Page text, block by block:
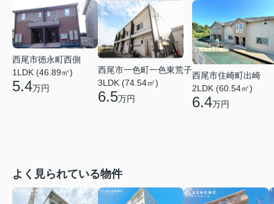
西尾市徳永町西側
1LDK (46.89㎡)
5.4万円
西尾市一色町一色東荒子
3LDK (74.54㎡)
6.5万円
西尾市住崎町出崎
2LDK (60.54㎡)
6.4万円
よく見られている物件